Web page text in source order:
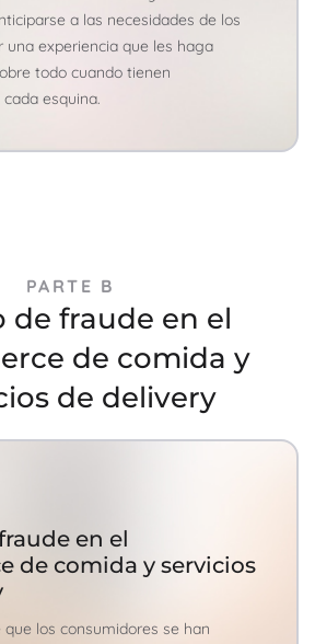
a las necesidades de los
una experiencia que les haga
todo cuando tienen
esquina.
PARTE B
de fraude en el
de comida y
de delivery
en el
de comida y servicios
que los consumidores se han